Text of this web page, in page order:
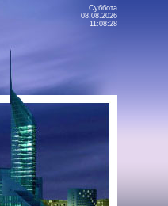
Суббота
08.08.2026
11:08:28